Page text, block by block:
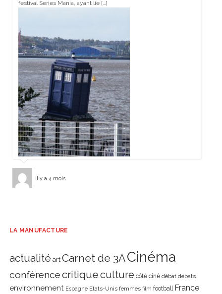
festival Series Mania, ayant lie […]
il y a 4 mois
LA MANUFACTURE
actualité art Carnet de 3ACinéma
conférencecritiqueculture côté ciné débat débats
environnement Espagne Etats-Unis femmes film football France